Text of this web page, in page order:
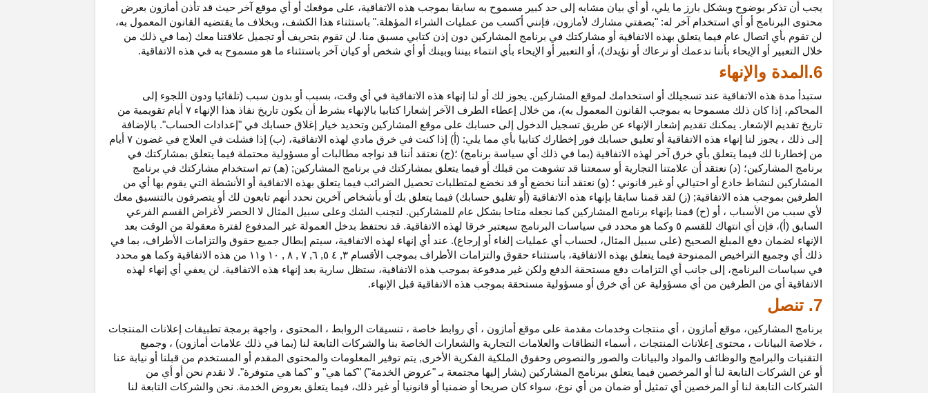
يجب أن تذكر بوضوح وبشكل بارز ما يلي، أو أي بيان مشابه إلى حد كبير مسموح به سابقا بموجب هذه الاتفاقية، على موقعك أو أي موقع آخر حيث قد تأذن أمازون بعرض
محتوى البرنامج أو أي استخدام آخر له: "بصفتي مشارك لأمازون، فإنني أكسب من عمليات الشراء المؤهلة." باستثناء هذا الكشف، وبخلاف ما يقتضيه القانون المعمول به،
لن تقوم بأي اتصال عام فيما يتعلق بهذه الاتفاقية أو مشاركتك في برنامج المشاركين دون إذن كتابي مسبق منا. لن تقوم بتحريف أو تجميل علاقتنا معك (بما في ذلك من
خلال التعبير أو الإيحاء بأننا ندعمك أو نرعاك أو نؤيدك)، أو التعبير أو الإيحاء بأي انتماء بيننا وبينك أو أي شخص أو كيان آخر باستثناء ما هو مسموح به في هذه الاتفاقية.
6.المدة والإنهاء
ستبدأ مدة هذه الاتفاقية عند تسجيلك أو استخدامك لموقع المشاركين. يجوز لك أو لنا إنهاء هذه الاتفاقية في أي وقت، بسبب أو بدون سبب (تلقائيا ودون اللجوء إلى
المحاكم، إذا كان ذلك مسموحا به بموجب القانون المعمول به)، من خلال إعطاء الطرف الآخر إشعارا كتابيا بالإنهاء بشرط أن يكون تاريخ نفاذ هذا الإنهاء ۷ أيام تقويمية من
تاريخ تقديم الإشعار. يمكنك تقديم إشعار الإنهاء عن طريق تسجيل الدخول إلى حسابك على موقع المشاركين وتحديد خيار إغلاق حسابك في "إعدادات الحساب". بالإضافة
إلى ذلك ، يجوز لنا إنهاء هذه الاتفاقية أو تعليق حسابك فور إخطارك كتابيا بأي مما يلي: (أ) إذا كنت في خرق مادي لهذه الاتفاقية، (ب) إذا فشلت في العلاج في غضون ۷ أيام
من إخطارنا لك فيما يتعلق بأي خرق آخر لهذه الاتفاقية (بما في ذلك أي سياسة برنامج) ؛(ج) نعتقد أننا قد نواجه مطالبات أو مسؤولية محتملة فيما يتعلق بمشاركتك في
برنامج المشاركين؛ (د) نعتقد أن علامتنا التجارية أو سمعتنا قد تشوهت من قبلك أو فيما يتعلق بمشاركتك في برنامج المشاركين; (هـ) تم استخدام مشاركتك في برنامج
المشاركين لنشاط خادع أو احتيالي أو غير قانوني ؛ (و) نعتقد أننا نخضع أو قد نخضع لمتطلبات تحصيل الضرائب فيما يتعلق بهذه الاتفاقية أو الأنشطة التي يقوم بها أي من
الطرفين بموجب هذه الاتفاقية; (ز) لقد قمنا سابقا بإنهاء هذه الاتفاقية (أو تغليق حسابك) فيما يتعلق بك أو بأشخاص آخرين نحدد أنهم تابعون لك أو يتصرفون بالتنسيق معك
لأي سبب من الأسباب ، أو (ح) قمنا بإنهاء برنامج المشاركين كما نجعله متاحا بشكل عام للمشاركين. لتجنب الشك وعلى سبيل المثال لا الحصر لأغراض القسم الفرعي
السابق (أ)، فإن أي انتهاك للقسم ٥ وكما هو محدد في سياسات البرنامج سيعتبر خرقا لهذه الاتفاقية. قد نحتفظ بدخل العمولة غير المدفوع لفترة معقولة من الوقت بعد
الإنهاء لضمان دفع المبلغ الصحيح (على سبيل المثال، لحساب أي عمليات إلغاء أو إرجاع). عند أي إنهاء لهذه
الاتفاقية، سيتم إبطال جميع حقوق والتزامات الأطراف، بما في
ذلك أي وجميع التراخيص الممنوحة فيما يتعلق بهذه
الاتفاقية، باستثناء حقوق والتزامات الأطراف بموجب الأقسام ۳, ٤ ٥, ٦, ۷ , ۸ , ۱۰ و۱۱ من هذه الاتفاقية وكما هو محدد
في سياسات البرنامج، إلى جانب أي التزامات دفع مستحقة
الدفع ولكن غير مدفوعة بموجب هذه الاتفاقية، ستظل سارية بعد إنهاء هذه الاتفاقية. لن يعفي أي إنهاء لهذه
الاتفاقية أي من الطرفين من أي مسؤولية عن أي خرق أو مسؤولية مستحقة بموجب هذه الاتفاقية قبل الإنهاء.
7. تنصل
برنامج المشاركين، موقع أمازون ، أي منتجات وخدمات مقدمة على موقع أمازون ، أي روابط خاصة ، تنسيقات الروابط ، المحتوى ، واجهة برمجة تطبيقات إعلانات المنتجات
، خلاصة البيانات ، محتوى إعلانات المنتجات ، أسماء النطاقات والعلامات التجارية والشعارات الخاصة بنا والشركات التابعة لنا (بما في ذلك علامات أمازون) ، وجميع
التقنيات والبرامج والوظائف والمواد والبيانات والصور والنصوص وحقوق الملكية الفكرية الأخرى, يتم توفير المعلومات والمحتوى المقدم أو المستخدم من قبلنا أو نيابة عنا
أو عن الشركات التابعة لنا أو المرخصين فيما يتعلق ببرنامج المشاركين (يشار إليها مجتمعة بـ "عروض الخدمة") "كما هي" و "كما هي متوفرة". لا نقدم نحن أو أي من
الشركات التابعة لنا أو المرخصين أي تمثيل أو ضمان من أي نوع، سواء كان صريحا أو ضمنيا أو قانونيا أو غير ذلك، فيما يتعلق بعروض الخدمة. نحن والشركات التابعة لنا